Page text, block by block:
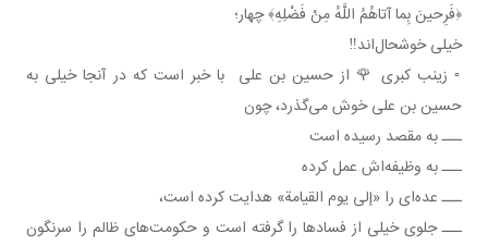
﴿فَرِحینَ بِما آتاهُمُ اللَّهُ مِنْ فَضْلِهِ﴾ چهار؛
خیلی خوشحال‌اند‼️
▫️ زینب کبری 🌹 از حسین بن علی با خبر است که در آنجا خیلی به
حسین بن علی خوش می‌گذرد، چون
ـــ به مقصد رسیده است
ـــ به وظیفه‌اش عمل کرده
ـــ عده‌ای را «إلی یوم القیامة» هدایت کرده است،
ـــ جلوی خیلی از فسادها را گرفته است و حکومت‌های ظالم را سرنگون